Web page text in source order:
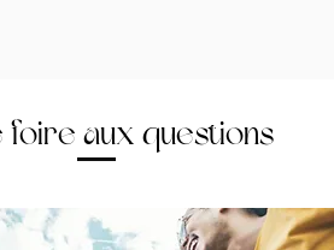
aux questions